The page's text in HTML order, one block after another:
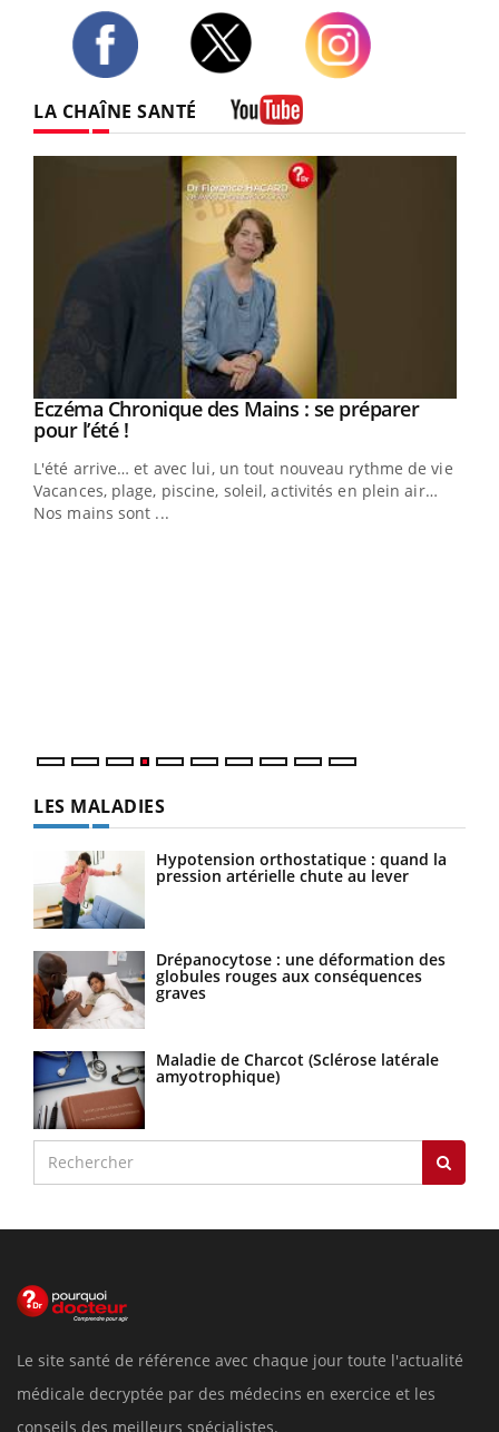
LA CHAÎNE SANTÉ
Youtube
Eczéma Chronique des Mains : se préparer
pour l’été !Youtube
L'été arrive… et avec lui, un tout nouveau rythme de vie !
Vacances, plage, piscine, soleil, activités en plein air…
Nos mains sont ...
LES MALADIES
Hypotension orthostatique : quand la
pression artérielle chute au lever
Drépanocytose : une déformation des
globules rouges aux conséquences
graves
Maladie de Charcot (Sclérose latérale
amyotrophique)
Le site santé de référence avec chaque jour toute l'actualité
médicale decryptée par des médecins en exercice et les
conseils des meilleurs spécialistes.